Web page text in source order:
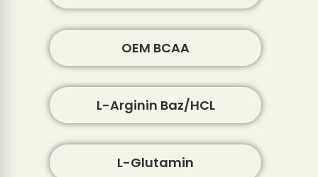
OEM BCAA
L-Arginin Baz/HCL
L-Glutamin